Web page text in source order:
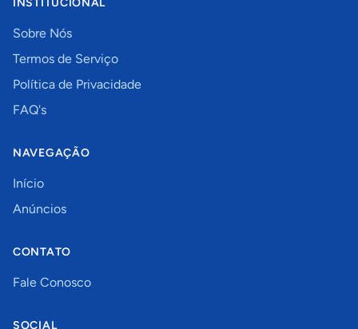
Sobre Nós
Termos de Serviço
Política de Privacidade
FAQ's
NAVEGAÇÃO
Início
Anúncios
CONTATO
Fale Conosco
SOCIAL